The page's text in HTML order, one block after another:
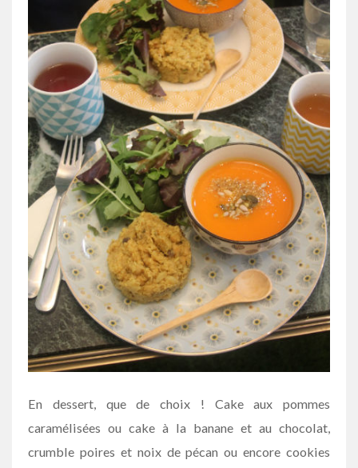
En dessert, que de choix ! Cake aux pommes
caramélisées ou cake à la banane et au chocolat,
crumble poires et noix de pécan ou encore cookies